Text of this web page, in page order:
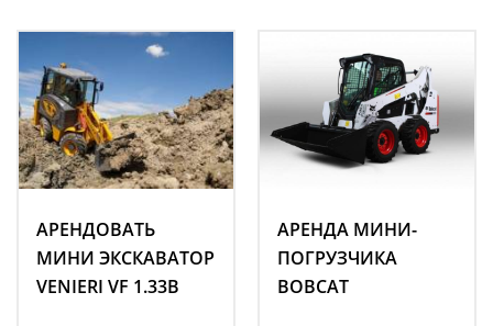
АРЕНДОВАТЬ
МИНИ ЭКСКАВАТОР
VENIERI VF 1.33B
АРЕНДА МИНИ-
ПОГРУЗЧИКА
BOBCAT